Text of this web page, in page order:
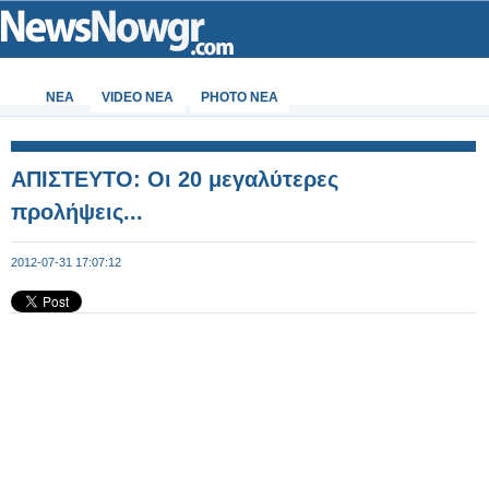
ΝΕΑ VIDEO NEA PHOTO NEA
ΑΠΙΣΤΕΥΤΟ: Οι 20 μεγαλύτερες
προλήψεις...
2012-07-31 17:07:12